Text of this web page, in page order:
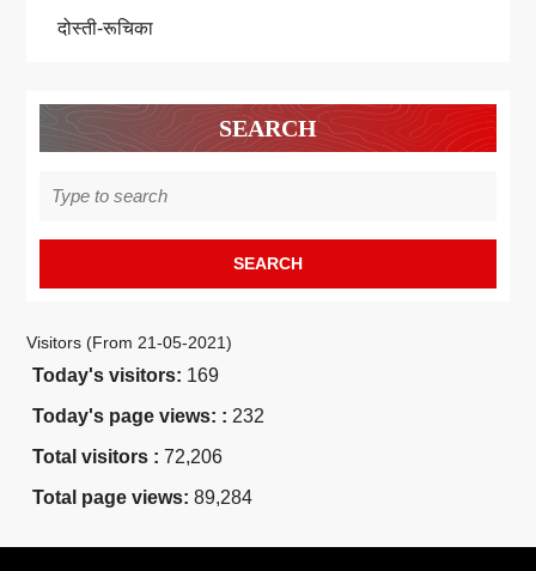
दोस्ती-रूचिका
SEARCH
for:
Visitors (From 21-05-2021)
Today's visitors: 169
Today's page views: : 232
Total visitors : 72,206
Total page views: 89,284